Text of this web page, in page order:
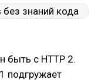
быть с HTTP 2.
подгружает